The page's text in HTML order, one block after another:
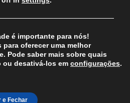
é importante para nós!
oferecer uma melhor
Pode saber mais sobre quais
ou desativá-los em configurações.
e Fechar